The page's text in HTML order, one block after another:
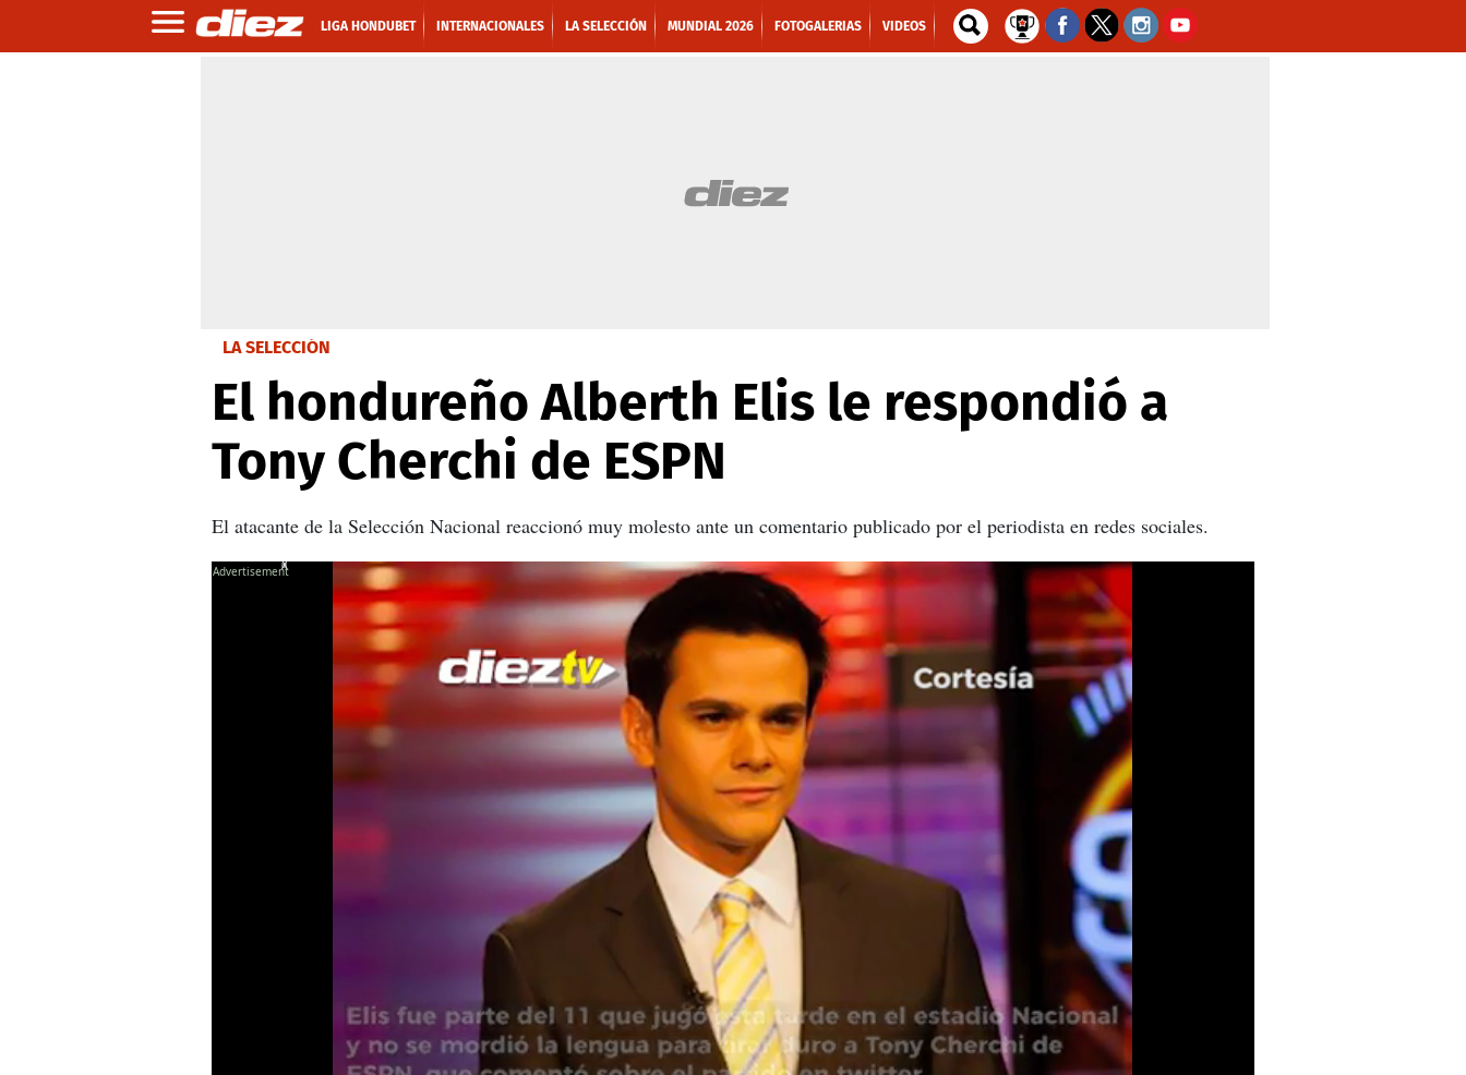
LIGA HONDUBET INTERNACIONALES LA SELECCIÓN MUNDIAL 2026 FOTOGALERIAS VIDEOS
LA SELECCIÓN
El hondureño Alberth Elis le respondió a
Tony Cherchi de ESPN
El atacante de la Selección Nacional reaccionó muy molesto ante un comentario publicado por el periodista en redes sociales.
X